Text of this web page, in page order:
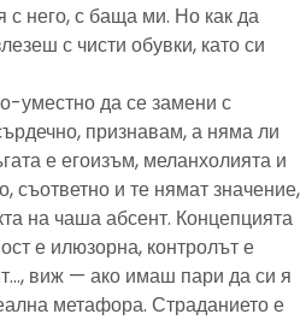
с него, с баща ми. Но как да
с чисти обувки, като си
уместно да се замени с
признавам, а няма ли
е егоизъм, меланхолията и
съответно и те нямат значение,
на чаша абсент. Концепцията
е илюзорна, контролът е
виж — ако имаш пари да си я
метафора. Страданието е